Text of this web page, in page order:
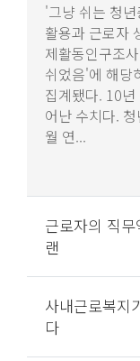
'그냥 쉬는 청
활용과 근로자
제활동인구조
쉬었음'에 해당
집계됐다. 10
어난 수치다.
월 연...
근로자의 직
랜
사내근로복지
다